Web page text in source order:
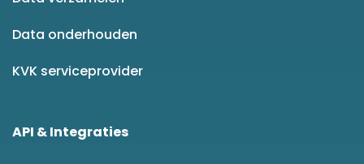
Data onderhouden
KVK serviceprovider
API & Integraties